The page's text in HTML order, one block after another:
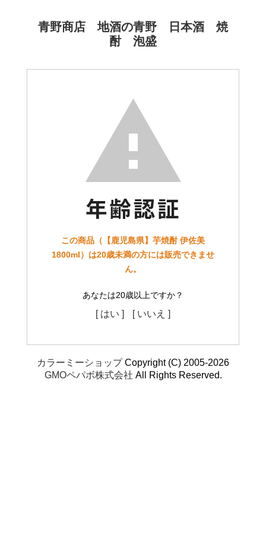
青野商店 地酒の青野 日本酒 焼
酎 泡盛
この商品（【鹿児島県】芋焼酎 伊佐美
1800ml）は20歳未満の方には販売できませ
ん。
あなたは20歳以上ですか？
[ はい ] [ いいえ ]
カラーミーショップCopyright (C) 2005-2026
GMOペパボ株式会社 All Rights Reserved.